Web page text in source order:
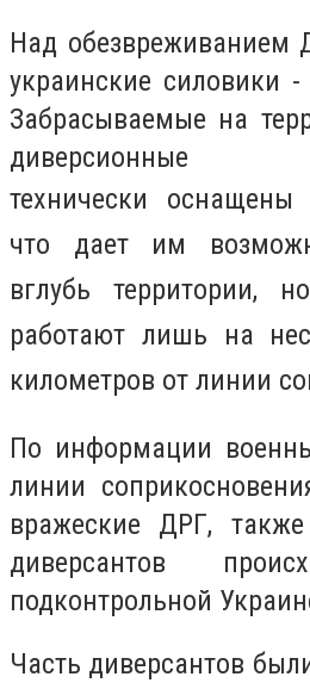
Над обезвреживанием
украинские
Забрасываемые на
технически
оснащены
что дает им
вглубь территории,
работают лишь на
километров от линии
По информации
линии
вражеские ДРГ, также
диверсантов
подконтрольной
Часть диверсантов